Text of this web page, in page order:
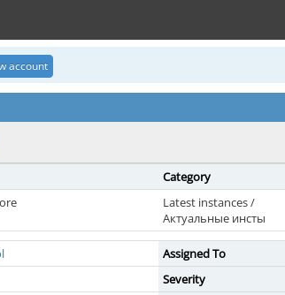
account
Category
Latest instances /
Актуальные инсты
Assigned To
Severity